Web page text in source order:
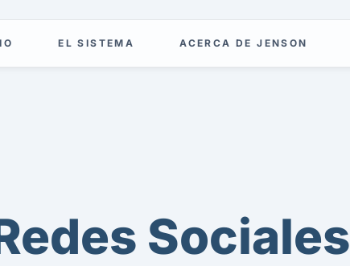
EL SISTEMA ACERCA DE JENSON
Sociales